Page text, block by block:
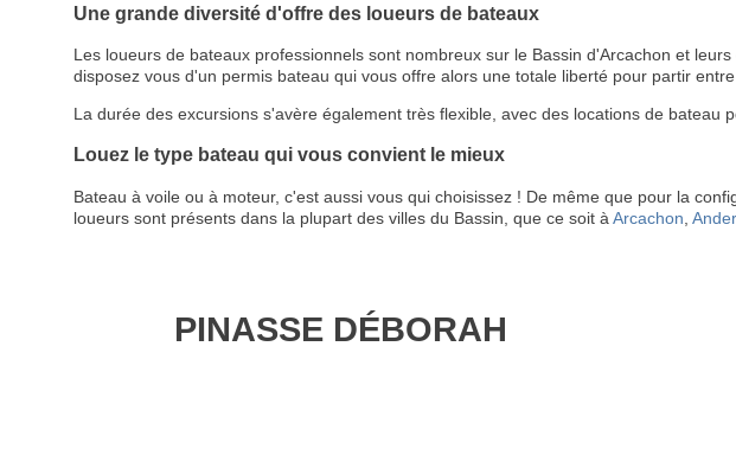
Une grande diversité d'offre des loueurs de bateaux
Les loueurs de bateaux professionnels sont nombreux sur le Bassin d'Arcachon et
disposez vous d'un permis bateau qui vous offre alors une totale liberté pour partir
La durée des excursions s'avère également très flexible, avec des locations de
Louez le type bateau qui vous convient le mieux
Bateau à voile ou à moteur, c'est aussi vous qui choisissez ! De même que pour la
loueurs sont présents dans la plupart des villes du Bassin, que ce soit à Arcachon
PINASSE DÉBORAH